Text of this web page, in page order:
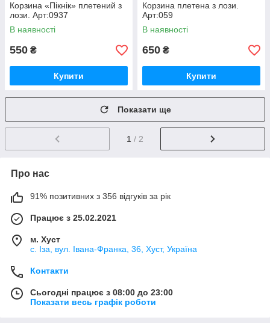
Корзина «Пікнік» плетений з
лози. Арт:0937
В наявності
550 ₴
Купити
Корзина плетена з лози.
Арт:059
В наявності
650 ₴
Купити
Показати ще
1 / 2
Про нас
91% позитивних з 356 відгуків за рік
Працює з 25.02.2021
м. Хуст
с. Іза, вул. Івана-Франка, 36, Хуст, Україна
Контакти
Сьогодні працює з 08:00 до 23:00
Показати весь графік роботи